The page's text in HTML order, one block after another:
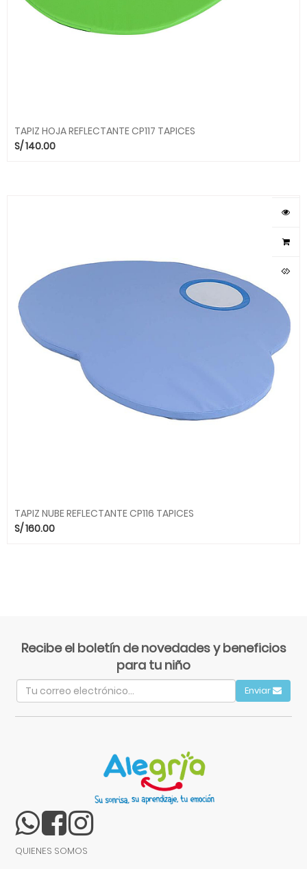
TAPIZ HOJA REFLECTANTE CP117 TAPICES
S/140.00
TAPIZ NUBE REFLECTANTE CP116 TAPICES
S/160.00
Recibe el boletín de novedades y beneficios
para tu niño
Enviar
QUIENES SOMOS